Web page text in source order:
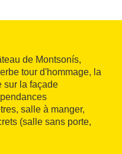
de Montsonís,
tour d'hommage, la
sur la façade
salle à manger,
(salle sans porte,